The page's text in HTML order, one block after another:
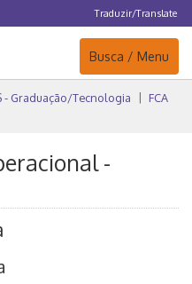
Traduzir/Translate
Navegação
Busca / Menu
- Graduação/Tecnologia
FCA
-